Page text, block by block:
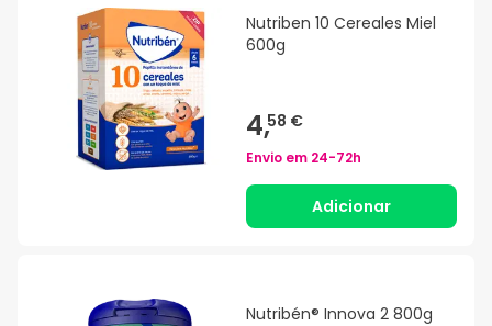
Nutriben 10 Cereales Miel
600g
4,58 €
Envio em 24-72h
Adicionar
Nutribén® Innova 2 800g